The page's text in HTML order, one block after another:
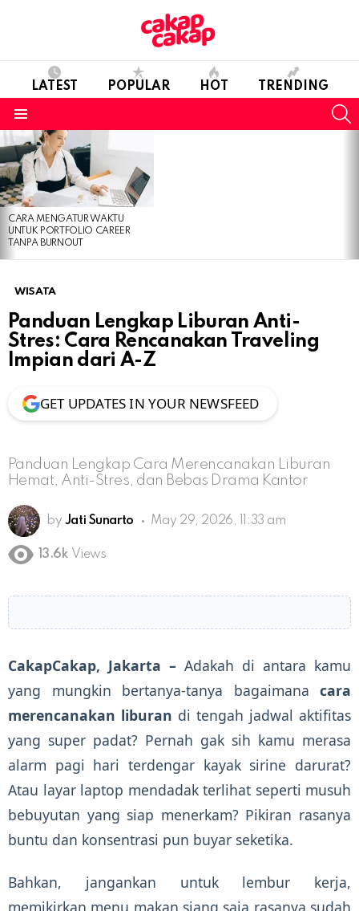
LATEST POPULAR HOT TRENDING
LATEST
STORIES
CARA MENGATUR WAKTU
UNTUK PORTFOLIO CAREER
TANPA BURNOUT
WISATA
Panduan Lengkap Liburan Anti-
Stres: Cara Rencanakan Traveling
Impian dari A-Z
GET UPDATES IN YOUR NEWSFEED
Panduan Lengkap Cara Merencanakan Liburan
Hemat, Anti-Stres, dan Bebas Drama Kantor
by Jati Sunarto May 29, 2026, 11:33 am
13.6k Views
CakapCakap, Jakarta – Adakah di antara kamu
yang mungkin bertanya-tanya bagaimana cara
merencanakan liburan di tengah jadwal aktifitas
yang super padat? Pernah gak sih kamu merasa
alarm pagi hari terdengar kayak sirine darurat?
Atau layar laptop mendadak terlihat seperti musuh
bebuyutan yang siap menerkam? Pikiran rasanya
buntu dan konsentrasi pun buyar seketika.
Bahkan, jangankan untuk lembur kerja,